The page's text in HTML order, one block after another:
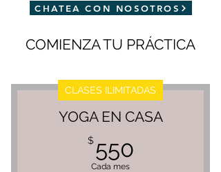
CHATEA CON NOSOTROS
COMIENZA TU PRÁCTICA
CLASES ILIMITADAS
YOGA EN CASA
$ 550
Cada mes